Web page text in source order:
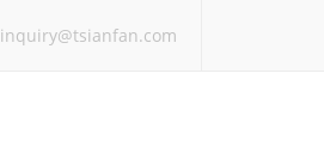
inquiry@tsianfan.com